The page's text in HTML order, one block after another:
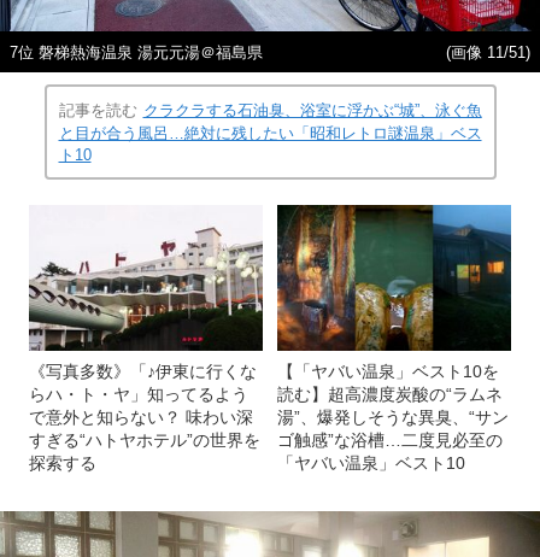
7位 磐梯熱海温泉 湯元元湯＠福島県 (画像 11/51)
記事を読む クラクラする石油臭、浴室に浮かぶ“城”、泳ぐ魚
と目が合う風呂…絶対に残したい「昭和レトロ謎温泉」ベス
ト10
《写真多数》「♪伊東に行くな
らハ・ト・ヤ」知ってるよう
で意外と知らない？ 味わい深
すぎる“ハトヤホテル”の世界を
探索する
【「ヤバい温泉」ベスト10を
読む】超高濃度炭酸の“ラムネ
湯”、爆発しそうな異臭、“サン
ゴ触感”な浴槽…二度見必至の
「ヤバい温泉」ベスト10